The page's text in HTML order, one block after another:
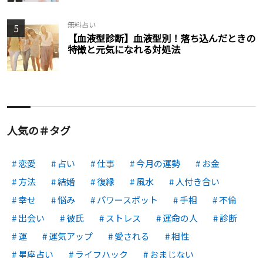
5 無料占い
【血液型診断】血液型別！落ち込んだときの
特徴と元気になれる対処法
人気の＃タグ
恋愛 占い 仕事 今月の運勢
お金
方法
結婚 復縁 風水
人付き合い
幸せ
悩み パワースポット 手相
不倫
出会い
彼氏 ストレス 運命の人
診断
運
運気アップ 愛される
相性
星座占い
ライフハック おまじない